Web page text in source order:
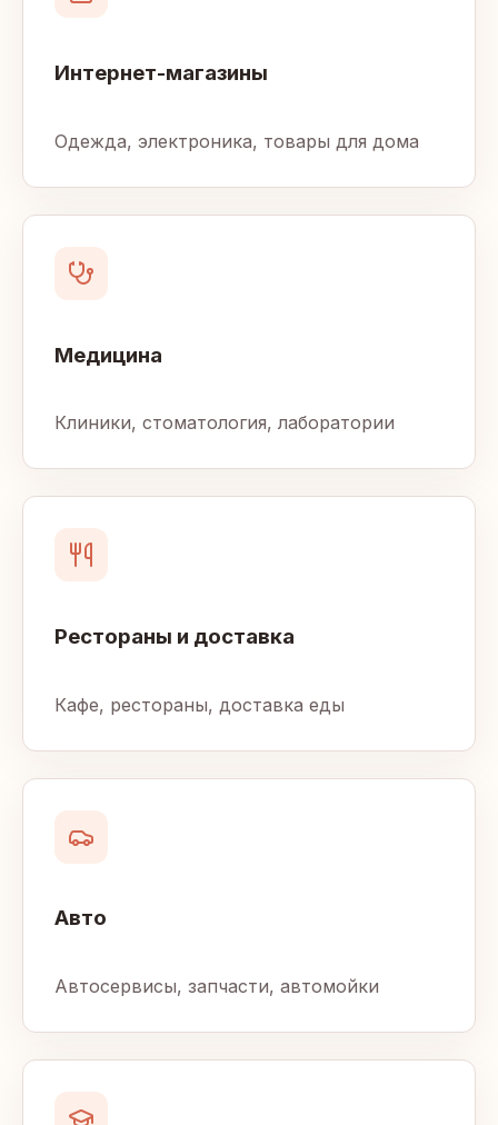
Интернет-магазины
Одежда, электроника, товары для дома
Медицина
Клиники, стоматология, лаборатории
Рестораны и доставка
Кафе, рестораны, доставка еды
Авто
Автосервисы, запчасти, автомойки